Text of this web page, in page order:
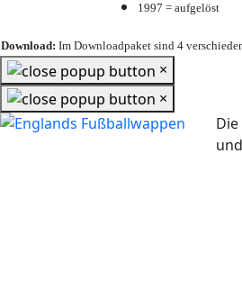
1997 = aufgelöst
Download: Im Downloadpaket sind 4
×
×